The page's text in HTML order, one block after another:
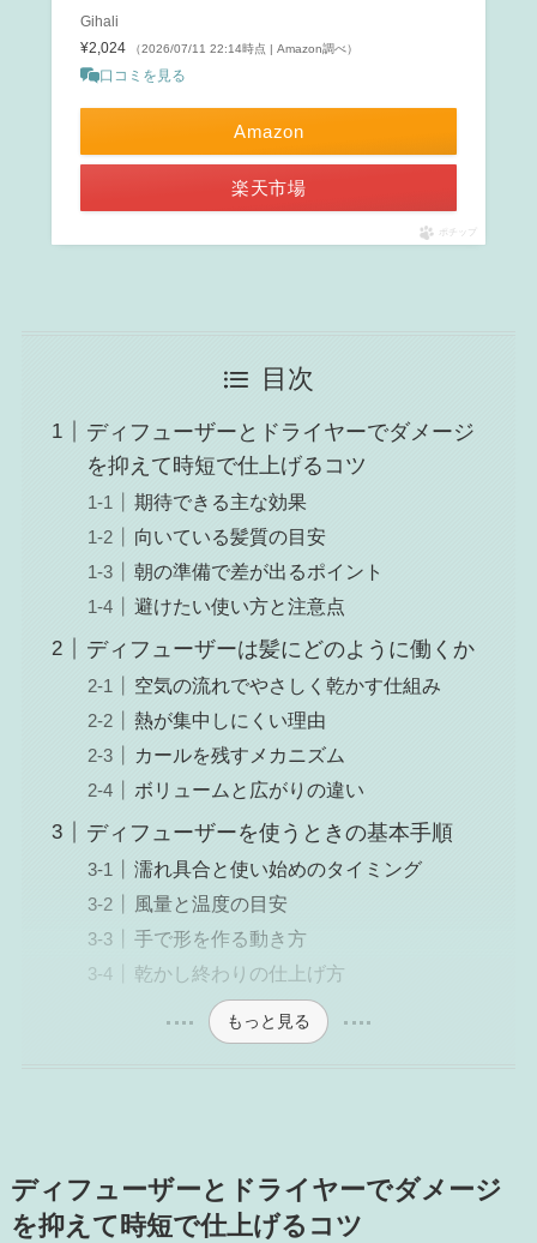
Gihali
¥2,024
（2026/07/11 22:14時点 | Amazon調べ）
口コミを見る
Amazon
楽天市場
ポチップ
目次
ディフューザーとドライヤーでダメージ
を抑えて時短で仕上げるコツ
期待できる主な効果
向いている髪質の目安
朝の準備で差が出るポイント
避けたい使い方と注意点
ディフューザーは髪にどのように働くか
空気の流れでやさしく乾かす仕組み
熱が集中しにくい理由
カールを残すメカニズム
ボリュームと広がりの違い
ディフューザーを使うときの基本手順
濡れ具合と使い始めのタイミング
風量と温度の目安
手で形を作る動き方
乾かし終わりの仕上げ方
もっと見る
ディフューザーとドライヤーでダメージ
を抑えて時短で仕上げるコツ